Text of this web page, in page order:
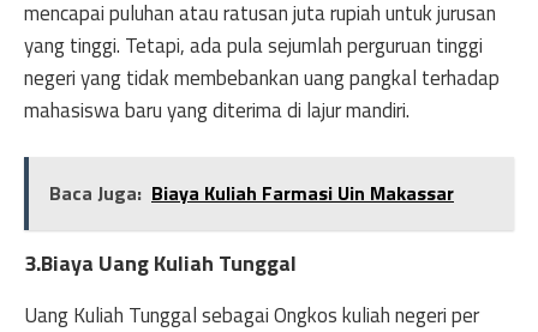
mencapai puluhan atau ratusan juta rupiah untuk jurusan
yang tinggi. Tetapi, ada pula sejumlah perguruan tinggi
negeri yang tidak membebankan uang pangkal terhadap
mahasiswa baru yang diterima di lajur mandiri.
Baca Juga: Biaya Kuliah Farmasi Uin Makassar
3.Biaya Uang Kuliah Tunggal
Uang Kuliah Tunggal sebagai Ongkos kuliah negeri per